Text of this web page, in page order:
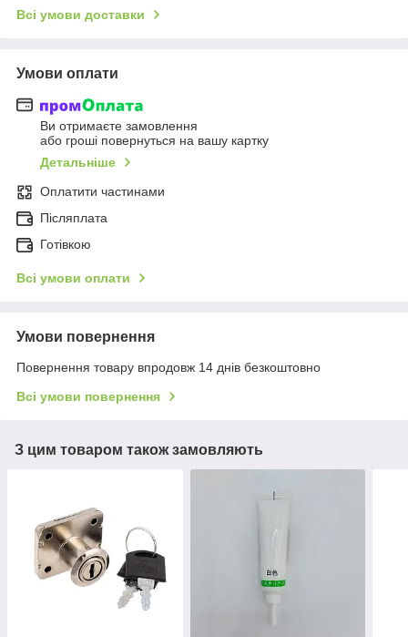
Всі умови доставки
Умови оплати
Ви отримаєте замовлення
або гроші повернуться на вашу картку
Детальніше
Оплатити частинами
Післяплата
Готівкою
Всі умови оплати
Умови повернення
Повернення товару впродовж 14 днів безкоштовно
Всі умови повернення
З цим товаром також замовляють